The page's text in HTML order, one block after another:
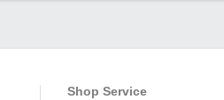
Shop Service